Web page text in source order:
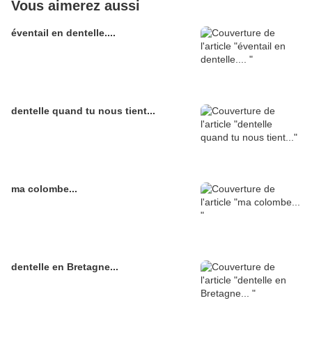
Vous aimerez aussi
éventail en dentelle....
dentelle quand tu nous tient...
ma colombe...
dentelle en Bretagne...